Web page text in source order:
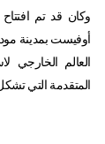
أوفيست بمدينة
العالم الخارجي
المتقدمة التي